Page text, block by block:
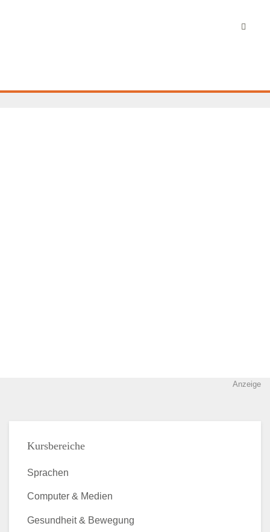
Anzeige
Kursbereiche
Sprachen
Computer & Medien
Gesundheit & Bewegung